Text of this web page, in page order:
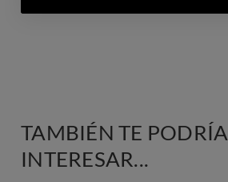
TAMBIÉN TE PODRÍA
INTERESAR...